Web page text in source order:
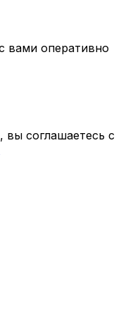
вами оперативно
соглашаетесь с